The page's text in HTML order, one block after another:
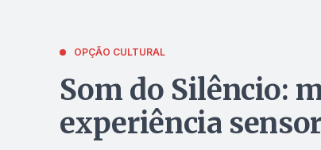
OPÇÃO CULTURAL
Som do Silêncio:
experiência